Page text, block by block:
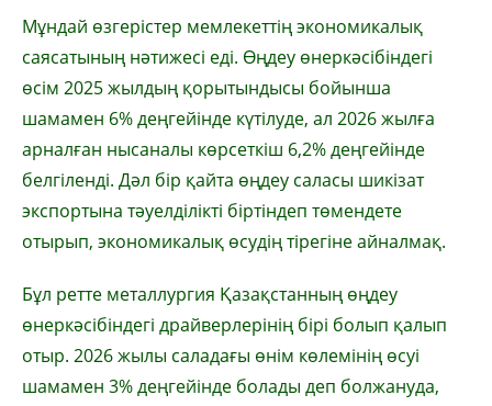
Мұндай өзгерістер мемлекеттің экономикалық
саясатының нәтижесі еді. Өңдеу өнеркәсібіндегі
өсім 2025 жылдың қорытындысы бойынша
шамамен 6% деңгейінде күтілуде, ал 2026 жылға
арналған нысаналы көрсеткіш 6,2% деңгейінде
белгіленді. Дәл бір қайта өңдеу саласы шикізат
экспортына тәуелділікті біртіндеп төмендете
отырып, экономикалық өсудің тірегіне айналмақ.
Бұл ретте металлургия Қазақстанның өңдеу
өнеркәсібіндегі драйверлерінің бірі болып қалып
отыр. 2026 жылы саладағы өнім көлемінің өсуі
шамамен 3% деңгейінде болады деп болжануда,